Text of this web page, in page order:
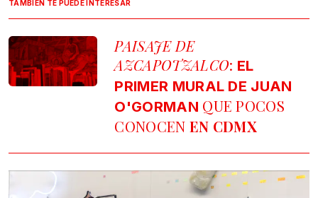
TAMBIÉN TE PUEDE INTERESAR
PAISAJE DE
AZCAPOTZALCO: EL
PRIMER MURAL DE JUAN
O'GORMAN QUE POCOS
CONOCEN EN CDMX